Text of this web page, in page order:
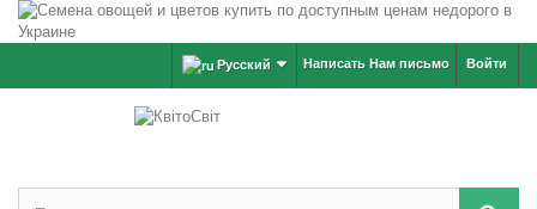
Войти
Написать Нам письмо
Русский